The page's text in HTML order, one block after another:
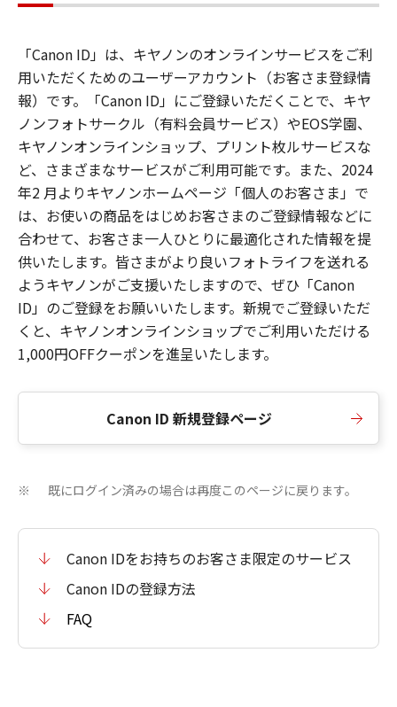
「Canon ID」は、キヤノンのオンラインサービスをご利
用いただくためのユーザーアカウント（お客さま登録情
報）です。「Canon ID」にご登録いただくことで、キヤ
ノンフォトサークル（有料会員サービス）やEOS学園、
キヤノンオンラインショップ、プリント枚ルサービスな
ど、さまざまなサービスがご利用可能です。また、2024
年2 月よりキヤノンホームページ「個人のお客さま」で
は、お使いの商品をはじめお客さまのご登録情報などに
合わせて、お客さま一人ひとりに最適化された情報を提
供いたします。皆さまがより良いフォトライフを送れる
ようキヤノンがご支援いたしますので、ぜひ「Canon
ID」のご登録をお願いいたします。新規でご登録いただ
くと、キヤノンオンラインショップでご利用いただける
1,000円OFFクーポンを進呈いたします。
Canon ID 新規登録ページ
※ 既にログイン済みの場合は再度このページに戻ります。
Canon IDをお持ちのお客さま限定のサービス
Canon IDの登録方法
FAQ